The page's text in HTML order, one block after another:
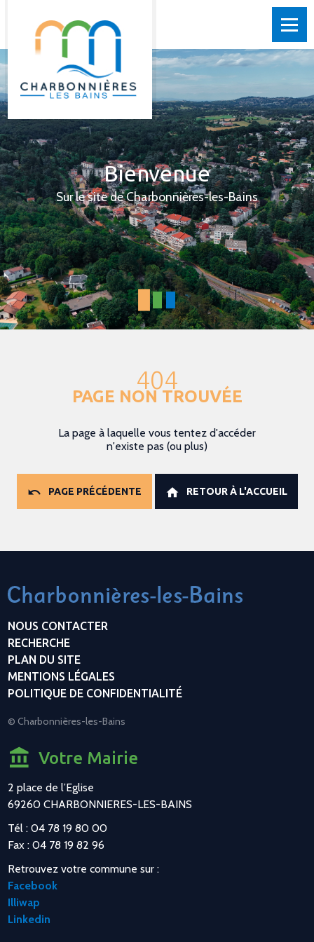
Bienvenue
Sur le site de Charbonnières-les-Bains
404
PAGE NON TROUVÉE
La page à laquelle vous tentez d'accéder
n'existe pas (ou plus)
PAGE PRÉCÉDENTE RETOUR À L'ACCUEIL
NOUS CONTACTER
RECHERCHE
PLAN DU SITE
MENTIONS LÉGALES
POLITIQUE DE CONFIDENTIALITÉ
© Charbonnières-les-Bains
Votre Mairie
2 place de l’Eglise
69260 CHARBONNIERES-LES-BAINS
Tél : 04 78 19 80 00
Fax : 04 78 19 82 96
Retrouvez votre commune sur :
Facebook
Illiwap
Linkedin